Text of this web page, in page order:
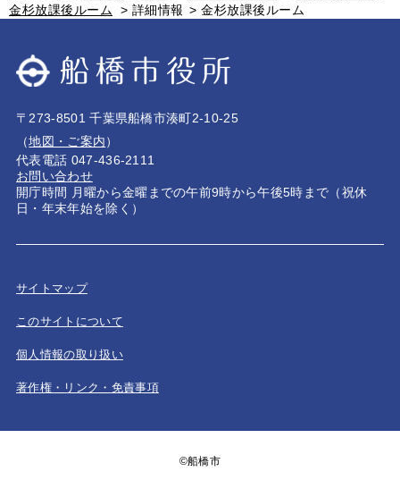
金杉放課後ルーム
> 詳細情報 > 金杉放課後ルーム
〒273-8501 千葉県船橋市湊町2-10-25
（地図・ご案内）
代表電話 047-436-2111
お問い合わせ
開庁時間 月曜から金曜までの午前9時から午後5時まで（祝休
日・年末年始を除く）
サイトマップ
このサイトについて
個人情報の取り扱い
著作権・リンク・免責事項
©船橋市